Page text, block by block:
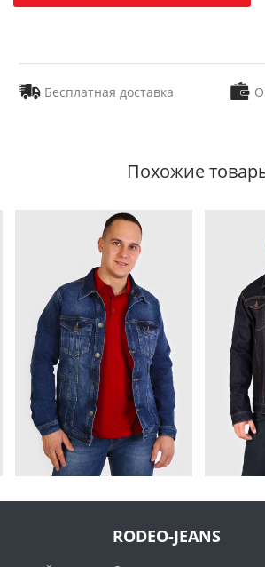
Бесплатная доставка
Похожие
RODEO-JEANS